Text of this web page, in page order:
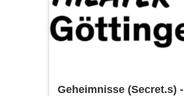
Geheimnisse (Secret.s) -